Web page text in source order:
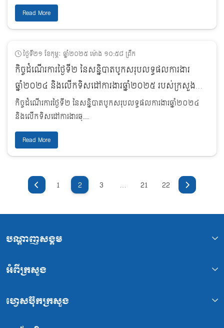
Read More
ថ្ងៃទី២១ ខែកុម្ភៈ ឆ្នាំ២០២៥ ម៉ោង ១០:៥៨ ព្រឹក
កិច្ចដំណើរការថ្ងៃទី២​ នៃសន្និបាតបូកសរុបលទ្ធផលការងារ
ឆ្នាំ២០២៤ និងលើកទិសដៅការងារឆ្នាំ២០២៥​ របស់ក្រសួង
អភិវឌ្ឍន៍ជនបទ។
កិច្ចដំណើរការថ្ងៃទី២​ នៃសន្និបាតបូកសរុបលទ្ធផលការងារឆ្នាំ២០២៤
និងលើកទិសដៅការងារឆ្...
Read More
1 2 3 … 21 22
បណ្ដាញសង្គម
អំពីក្រសួង
ហ្វេសប៊ុកក្រសួង